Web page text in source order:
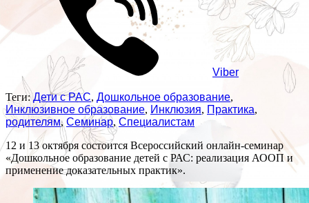
Viber
Теги:Дети с РАС, Дошкольное образование,
Инклюзивное образование, Инклюзия, Практика,
родителям, Семинар, Специалистам
12 и 13 октября состоится Всероссийский онлайн-семинар
«Дошкольное образование детей с РАС: реализация АООП и
применение доказательных практик».